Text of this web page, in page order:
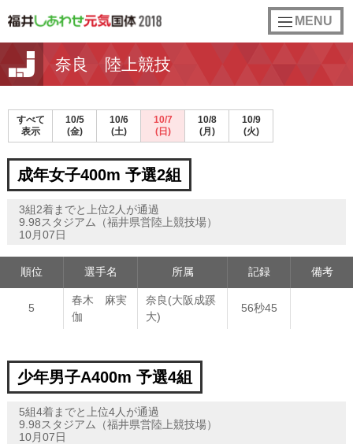
toggle
navigation
MENU
奈良 陸上競技
すべて
表示
10/5
(金)
10/6
(土)
10/7
(日)
10/8
(月)
10/9
(火)
成年女子400m 予選2組
3組2着までと上位2人が通過
9.98スタジアム（福井県営陸上競技場）
10月07日
順位 選手名 所属 記録 備考
5
春木 麻実
伽
奈良(大阪成蹊
大)
56秒45
少年男子A400m 予選4組
5組4着までと上位4人が通過
9.98スタジアム（福井県営陸上競技場）
10月07日